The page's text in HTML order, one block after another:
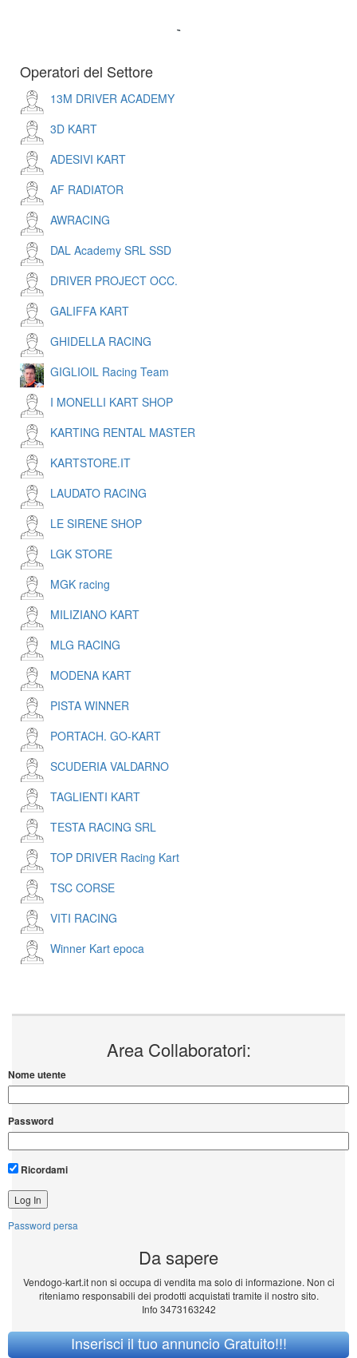
Operatori del Settore
13M DRIVER ACADEMY
3D KART
ADESIVI KART
AF RADIATOR
AWRACING
DAL Academy SRL SSD
DRIVER PROJECT OCC.
GALIFFA KART
GHIDELLA RACING
GIGLIOIL Racing Team
I MONELLI KART SHOP
KARTING RENTAL MASTER
KARTSTORE.IT
LAUDATO RACING
LE SIRENE SHOP
LGK STORE
MGK racing
MILIZIANO KART
MLG RACING
MODENA KART
PISTA WINNER
PORTACH. GO-KART
SCUDERIA VALDARNO
TAGLIENTI KART
TESTA RACING SRL
TOP DRIVER Racing Kart
TSC CORSE
VITI RACING
Winner Kart epoca
Area Collaboratori:
Nome utente
Password
Ricordami
Password persa
Da sapere
Vendogo-kart.it non si occupa di vendita ma solo di informazione. Non ci
riteniamo responsabili dei prodotti acquistati tramite il nostro sito.
Info 3473163242
Inserisci il tuo annuncio Gratuito!!!